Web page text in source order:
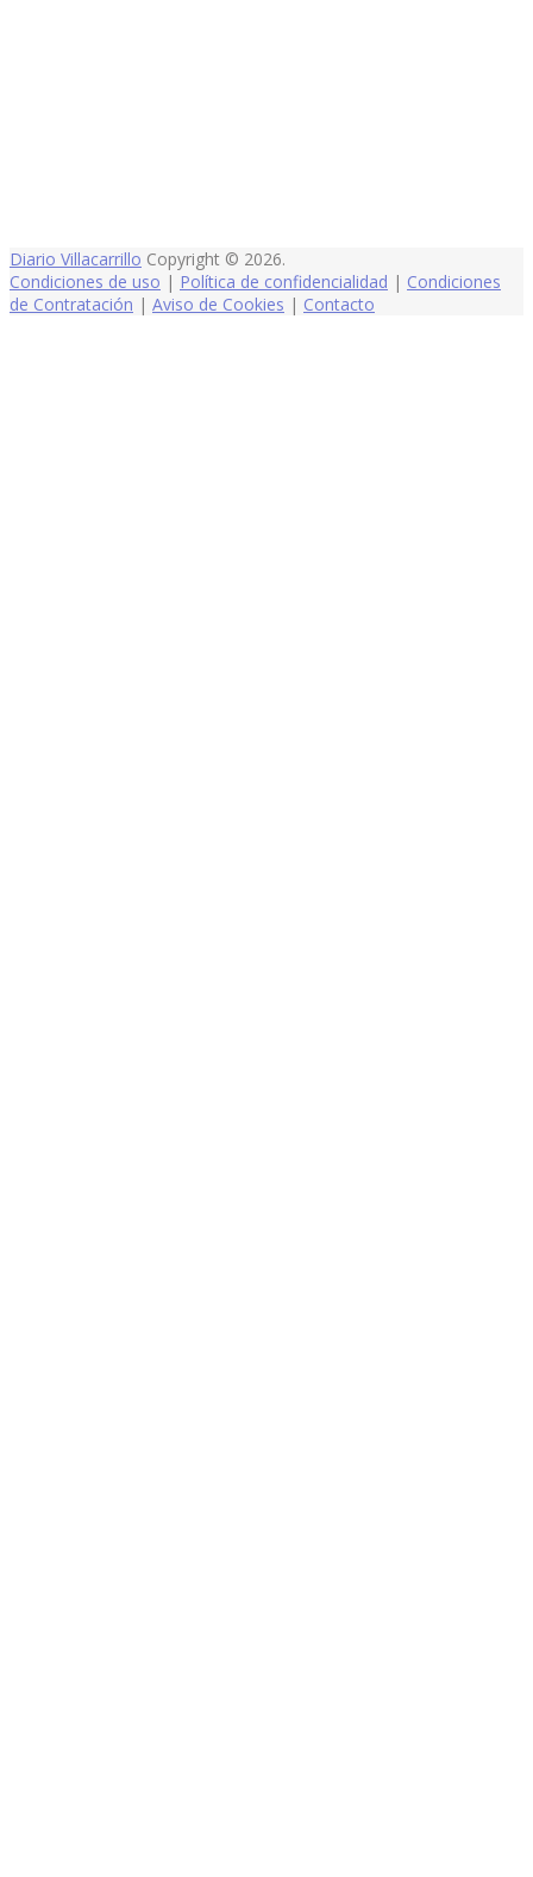
Diario Villacarrillo Copyright © 2026.
Condiciones de uso | Política de confidencialidad | Condiciones
de Contratación | Aviso de Cookies | Contacto